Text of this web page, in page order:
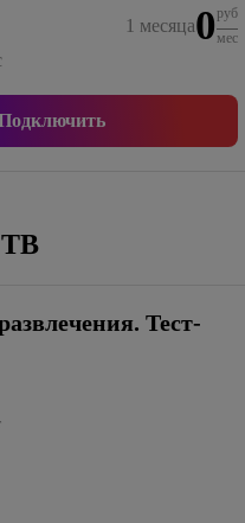
1 месяца0руб
мес
ТВ
Тест-